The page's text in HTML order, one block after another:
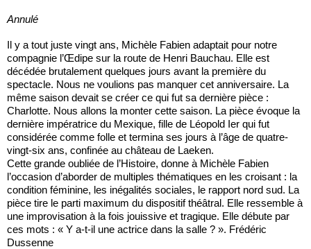
Annulé
Il y a tout juste vingt ans, Michèle Fabien adaptait pour notre
compagnie l’Œdipe sur la route de Henri Bauchau. Elle est
décédée brutalement quelques jours avant la première du
spectacle. Nous ne voulions pas manquer cet anniversaire. La
même saison devait se créer ce qui fut sa dernière pièce :
Charlotte. Nous allons la monter cette saison. La pièce évoque la
dernière impératrice du Mexique, fille de Léopold Ier qui fut
considérée comme folle et termina ses jours à l’âge de quatre-
vingt-six ans, confinée au château de Laeken.
Cette grande oubliée de l’Histoire, donne à Michèle Fabien
l’occasion d’aborder de multiples thématiques en les croisant : la
condition féminine, les inégalités sociales, le rapport nord sud. La
pièce tire le parti maximum du dispositif théâtral. Elle ressemble à
une improvisation à la fois jouissive et tragique. Elle débute par
ces mots : « Y a-t-il une actrice dans la salle ? ». Frédéric
Dussenne